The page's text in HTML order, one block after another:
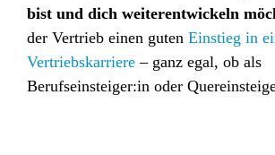
bist und dich weiterentwickeln
der Vertrieb einen guten Einstieg in
Vertriebskarriere – ganz egal, ob als
Berufseinsteiger:in oder